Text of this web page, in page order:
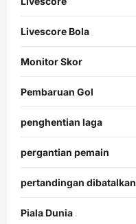
Livescore Bola
Monitor Skor
Pembaruan Gol
penghentian laga
pergantian pemain
pertandingan dibatalkan
Piala Dunia